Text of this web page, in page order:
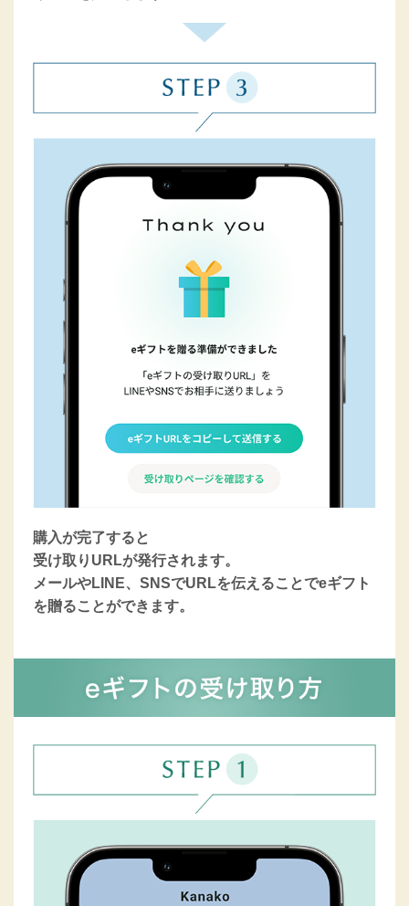
購入が完了すると
受け取りURLが発行されます。
メールやLINE、SNSでURLを伝えることでeギフト
を贈ることができます。